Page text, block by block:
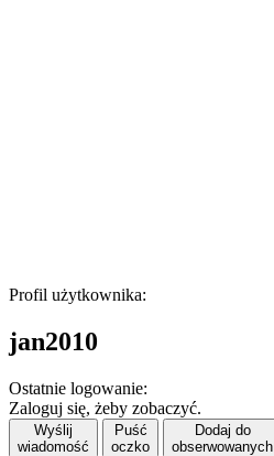
Profil użytkownika:
jan2010
Ostatnie logowanie:
Zaloguj się, żeby zobaczyć.
Wyślij
wiadomość
Puść
oczko
Dodaj do
obserwowanych